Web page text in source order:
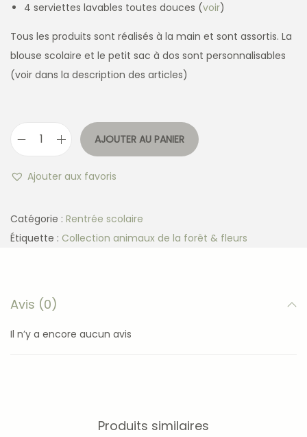
4 serviettes lavables toutes douces (voir)
Tous les produits sont réalisés à la main et sont assortis. La
blouse scolaire et le petit sac à dos sont personnalisables
(voir dans la description des articles)
AJOUTER AU PANIER
Ajouter aux favoris
Catégorie : Rentrée scolaire
Étiquette : Collection animaux de la forêt & fleurs
Avis (0)
Il n’y a encore aucun avis
Produits similaires